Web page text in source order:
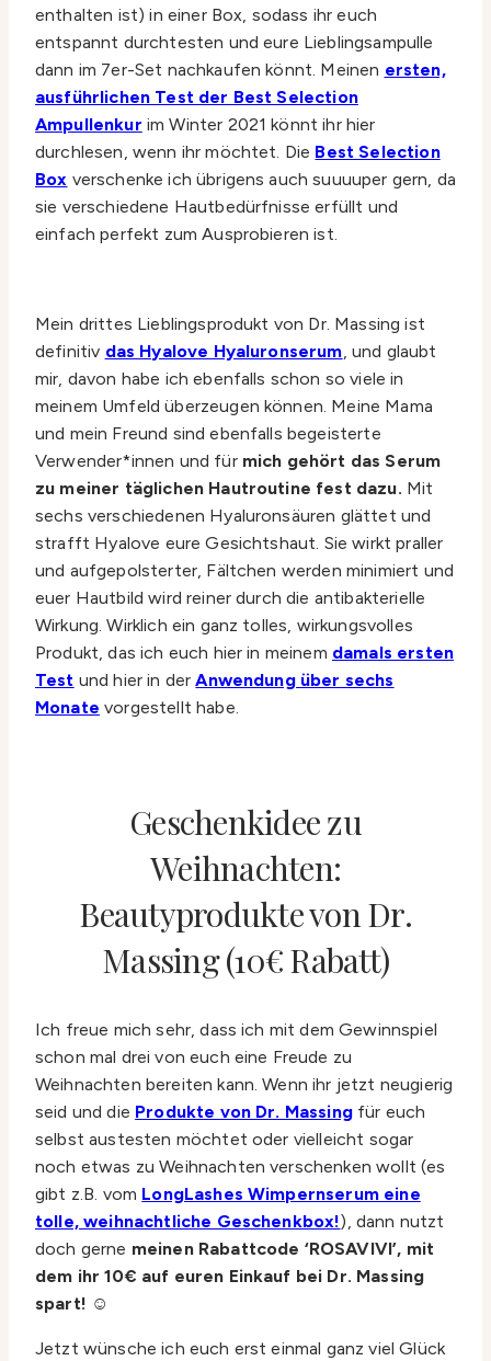
enthalten ist) in einer Box, sodass ihr euch
entspannt durchtesten und eure Lieblingsampulle
dann im 7er-Set nachkaufen könnt. Meinen ersten,
ausführlichen Test der Best Selection
Ampullenkur im Winter 2021 könnt ihr hier
durchlesen, wenn ihr möchtet. Die Best Selection
Box verschenke ich übrigens auch suuuuper gern, da
sie verschiedene Hautbedürfnisse erfüllt und
einfach perfekt zum Ausprobieren ist.
Mein drittes Lieblingsprodukt von Dr. Massing ist
definitiv das Hyalove Hyaluronserum, und glaubt
mir, davon habe ich ebenfalls schon so viele in
meinem Umfeld überzeugen können. Meine Mama
und mein Freund sind ebenfalls begeisterte
Verwender*innen und für mich gehört das Serum
zu meiner täglichen Hautroutine fest dazu. Mit
sechs verschiedenen Hyaluronsäuren glättet und
strafft Hyalove eure Gesichtshaut. Sie wirkt praller
und aufgepolsterter, Fältchen werden minimiert und
euer Hautbild wird reiner durch die antibakterielle
Wirkung. Wirklich ein ganz tolles, wirkungsvolles
Produkt, das ich euch hier in meinem damals ersten
Test und hier in derAnwendung über sechs
Monate vorgestellt habe.
Geschenkidee zu
Weihnachten:
Beautyprodukte von Dr.
Massing (10€ Rabatt)
Ich freue mich sehr, dass ich mit dem Gewinnspiel
schon mal drei von euch eine Freude zu
Weihnachten bereiten kann. Wenn ihr jetzt neugierig
seid und die Produkte von Dr. Massingfür euch
selbst austesten möchtet oder vielleicht sogar
noch etwas zu Weihnachten verschenken wollt (es
gibt z.B. vom LongLashes Wimpernserum eine
tolle, weihnachtliche Geschenkbox!), dann nutzt
doch gerne meinen Rabattcode ‘ROSAVIVI’, mit
dem ihr 10€ auf euren Einkauf bei Dr. Massing
spart! ☺️
Jetzt wünsche ich euch erst einmal ganz viel Glück